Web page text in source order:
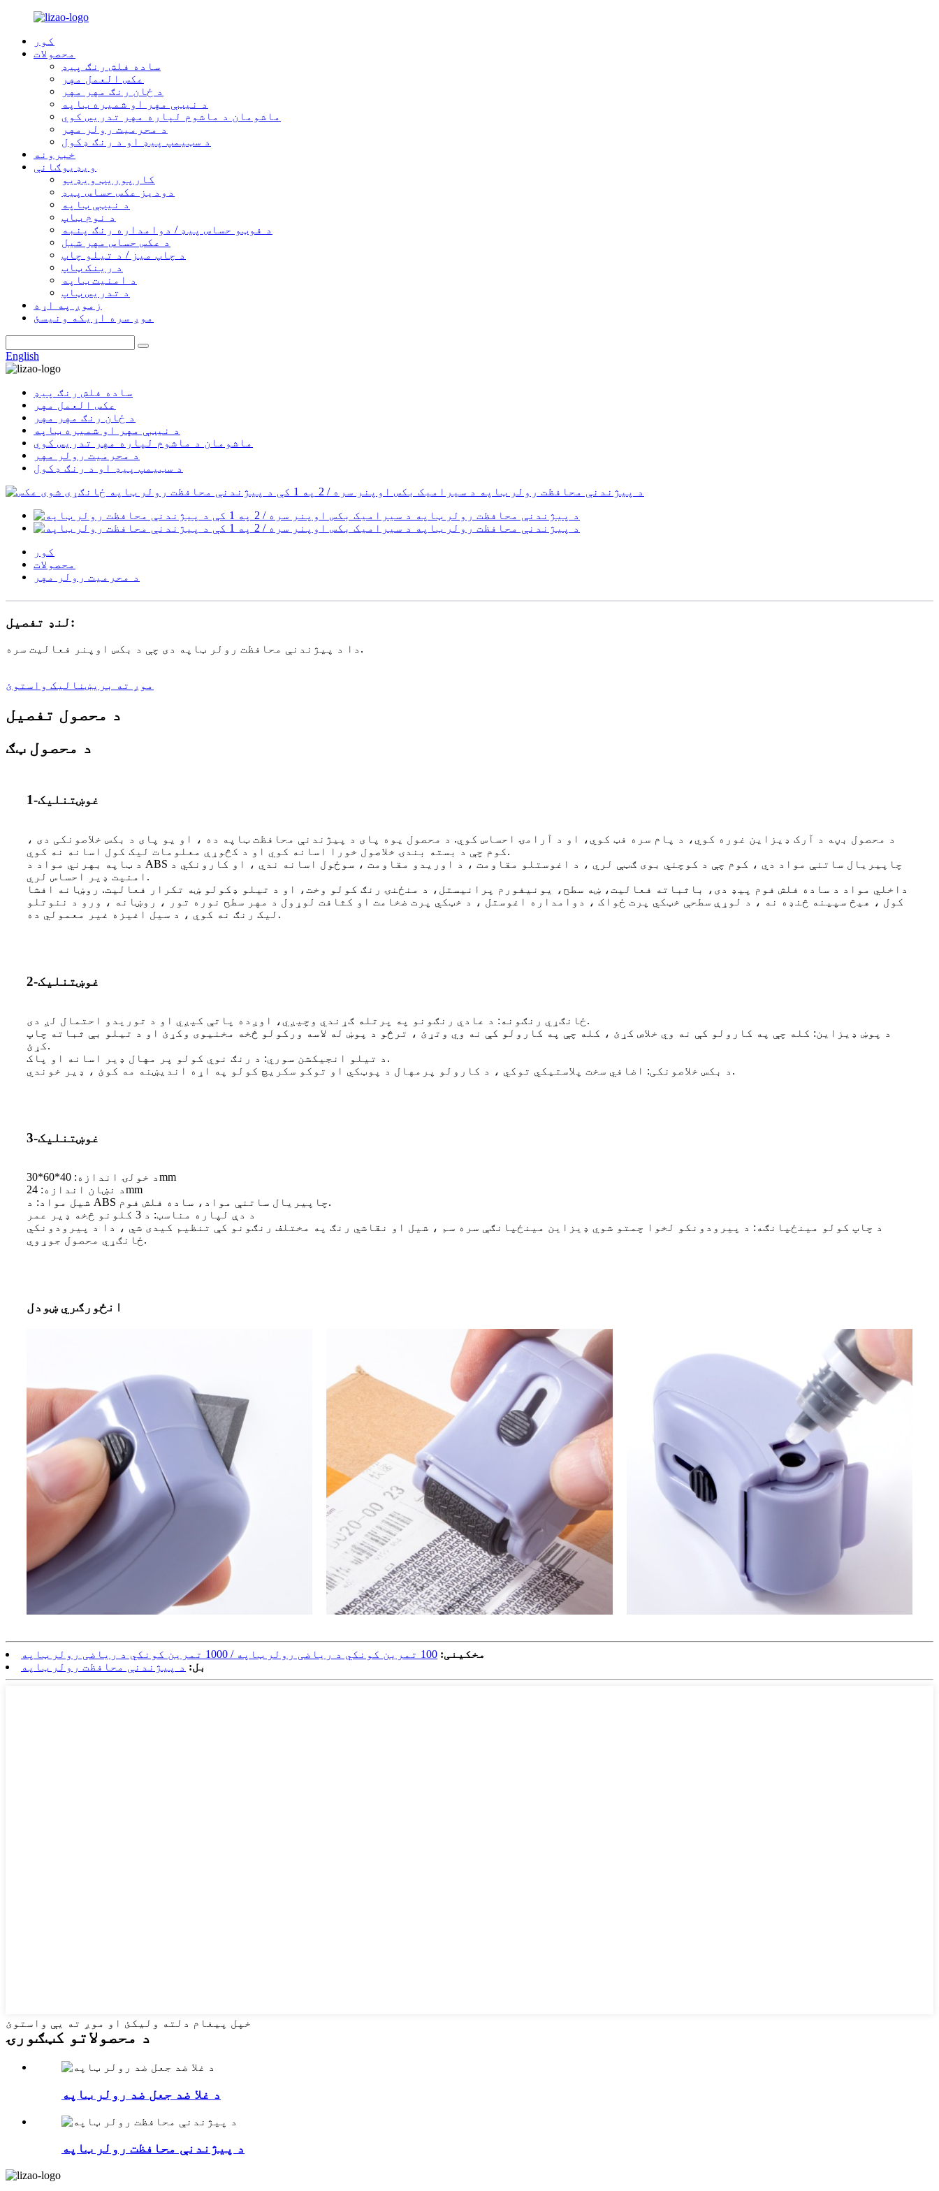
کور
محصولات
ساده فلش رنګ پیډ
عکس العمل مهر
د ځان رنګ مهر مهر
د نیټې مهر او شمیره ټاپه
ماشومان د ماشوم لپاره مهر تدریس کوي
د محرمیت رولر مهر
د سټیمپ پیډ او د رنګ ډکول
خبرونه
ویډیوګانې
کارپوریټ ویډیو
دودیز عکس حساس پیډ
د نیټې ټاپه
د نوم ټاپ
د فوټو حساس پیډ / دوامداره رنګ پنبه
د عکس حساس مهر شیل
د چاپ میز / د تیلو چاپ
د رینک ټاپ
د امنیت ټاپه
د تدریس ټاپ
زموږ په اړه
موږ سره اړیکه ونیسئ
English
ساده فلش رنګ پیډ
عکس العمل مهر
د ځان رنګ مهر مهر
د نیټې مهر او شمیره ټاپه
ماشومان د ماشوم لپاره مهر تدریس کوي
د محرمیت رولر مهر
د سټیمپ پیډ او د رنګ ډکول
کور
محصولات
د محرمیت رولر مهر
لنډ تفصیل:
دا د پیژندنې محافظت رولر ټاپه دی چې د بکس اوپنر فعالیت سره.
موږ ته بریښنالیک واستوئ
د محصول تفصیل
د محصول ټګ
غوښتنلیک-1
د محصول بڼه د آرک ډیزاین غوره کوي، د پام سره فټ کوي، او د آرامۍ احساس کوي. د محصول یوه پای د پیژندنې محافظت ټاپه ده ، او یو پای د بکس خلاصونکی دی ،
کوم چې د بسته بندۍ خلاصول خورا اسانه کوي او د کڅوړې معلومات لیک کول اسانه نه کوي.
د ټاپه بهرني مواد د ABS چاپیریال ساتنې مواد دي ، کوم چې د کوچني بوی ګټې لري ، د اغوستلو مقاومت ، د اوریدو مقاومت ، سوځول اسانه ندي ، او کارونکي د
امنیت ډیر احساس لري.
داخلي مواد د ساده فلش فوم پیډ دی، باثباته فعالیت، ښه سطح، یونیفورم پرانیستل، د منځنۍ رنګ کولو وخت، او د تیلو ډکولو ښه تکرار فعالیت. روښانه افشا
کول ، هیڅ سپینه څنډه نه ، د لوړې سطحې خټکي پرت ځواک ، دوامداره اغوستل ، د خټکي پرت ضخامت او کثافت لوړول د مهر سطح نوره تور ، روښانه ، ورو د ننوتلو
لیک رنګ نه کوي ، د سیل اغیزه غیر معمولي ده.
غوښتنلیک-2
ځانګړي رنګونه: د عادي رنګونو په پرتله ګړندي وچیږي، اوږده پاتې کیږي او د توریدو احتمال لږ دی.
د پوښ ډیزاین: کله چې په کارولو کې نه وي خلاص کړئ ، کله چې په کارولو کې نه وي وتړئ ، ترڅو د پوښ له لاسه ورکولو څخه مخنیوی وکړئ او د تیلو بې ثباته چاپ
کړئ.
د تیلو انجیکشن سوري: د رنګ نوي کولو پر مهال ډیر اسانه او پاک.
د بکس خلاصونکی: اضافي سخت پلاستيکي توکي ، د کارولو پرمهال د پوټکي او توکو سکریچ کولو په اړه اندیښنه مه کوئ ، ډیر خوندي.
غوښتنلیک-3
د خولۍ اندازه: 40*60*30mm
د نښان اندازه: 24mm
شیل مواد: د ABS چاپیریال ساتنې مواد، ساده فلش فوم.
د دې لپاره مناسب: د 3 کلونو څخه ډیر عمر
د چاپ کولو مینځپانګه: د پیرودونکو لخوا چمتو شوي ډیزاین مینځپانګې سره سم ، شیل او نقاشي رنګ په مختلف رنګونو کې تنظیم کیدی شي ، دا د پیرودونکي
ځانګړي محصول جوړوي.
انځورګري ښودل
مخکینی: 100 تمرین کونکي د ریاضی رولر ټاپه / 1000 تمرین کونکي د ریاضی رولر ټاپه
بل: د پیژندنې محافظت رولر ټاپه
خپل پیغام دلته ولیکئ او موږ ته یې واستوئ
د محصولاتو کټګورۍ
د غلا ضد جعل ضد رولر ټاپه
د پیژندنې محافظت رولر ټاپه